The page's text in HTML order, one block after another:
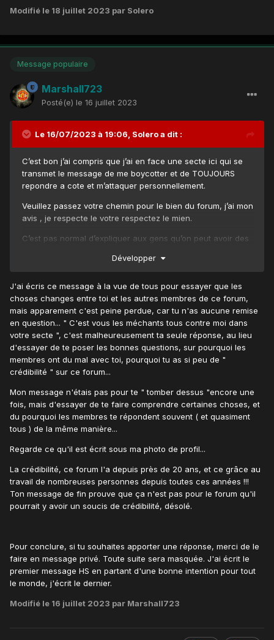
Modifié le 18 juillet 2023 par Solero
Message populaire
Marshall723
Posté(e) le 16 juillet 2023
Le 16/07/2023 à 19:06, Soleroa dit :
C’est bon j’ai compris que j’ai en face une secte ici qui se
transmet le message de me boycotter et de TOUJOURS
repondre a cote et m’attaquer personnellement.
Veuillez passez votre chemin pour le bien du forum, j’ai mon
avis , je respecte le votre respectez le mien.
C’est pas normal d’expliquer aux gens qu’on peut avoir des
jugement de valeur avec des “ tu “ , je ne replnds qu’aux
je ne joue pas le psychanalyste de wish pour vous juger,
mais bon apparement je suis l’objet d’une cabale d’un
groupe ( une secte plutot ) qui me contredit peu importe ce
que j’ecris, si j’ignore certains qui n’ont pas le ete eduque a
debattre , faites de meme au moins par respect aux autres
forumites.
Derniere fois que je reponds a ces inepties et j’en apelle a
la modération pour intervenir , ca en va de la crédibilité de
ce forum.
Développer
J'ai écris ce message à la vue de tous pour essayer que les
choses changes entre toi et les autres membres de ce forum,
mais apparement c'est peine perdue, car tu n'as aucune remise
en question... " C'est vous les méchants tous contre moi dans
votre secte ", c'est malheureusement ta seule réponse, au lieu
d'essayer de te poser les bonnes questions, sur pourquoi les
membres ont du mal avec toi, pourquoi tu as si peu de "
crédibilité " sur ce forum...
Mon message n'étais pas pour te " tomber dessus "encore une
fois, mais d'essayer de te faire comprendre certaines choses, et
du pourquoi les membres te répondent souvent ( et quasiment
tous ) de la même manière...
Regarde ce qu'il est écrit sous ma photo de profil...
La crédibilité, ce forum l'a depuis près de 20 ans, et ce grâce au
travail de nombreuses personnes depuis toutes ces années !!!
Ton message de fin prouve que ça n'est pas pour le forum qu'il
pourrait y avoir un soucis de crédibilité, désolé.
Pour conclure, si tu souhaites apporter une réponse, merci de le
faire en message privé. Toute suite sera masquée. J'ai écrit le
premier message HS en partant d'une bonne intention pour tout
le monde, j'écrit le dernier.
Modifié le 16 juillet 2023 par Marshall723